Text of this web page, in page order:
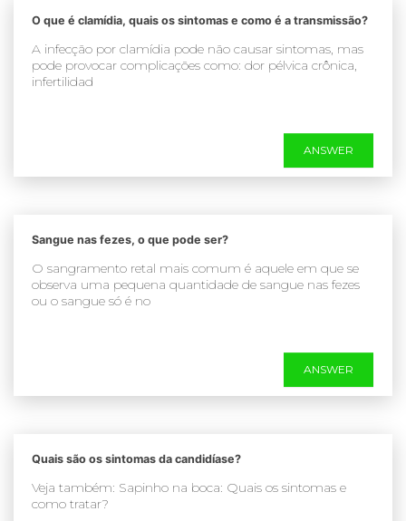
O que é clamídia, quais os sintomas e como é a transmissão?
A infecção por clamídia pode não causar sintomas, mas
pode provocar complicações como: dor pélvica crônica,
infertilidad
ANSWER
Sangue nas fezes, o que pode ser?
O sangramento retal mais comum é aquele em que se
observa uma pequena quantidade de sangue nas fezes
ou o sangue só é no
ANSWER
Quais são os sintomas da candidíase?
Veja também: Sapinho na boca: Quais os sintomas e
como tratar?